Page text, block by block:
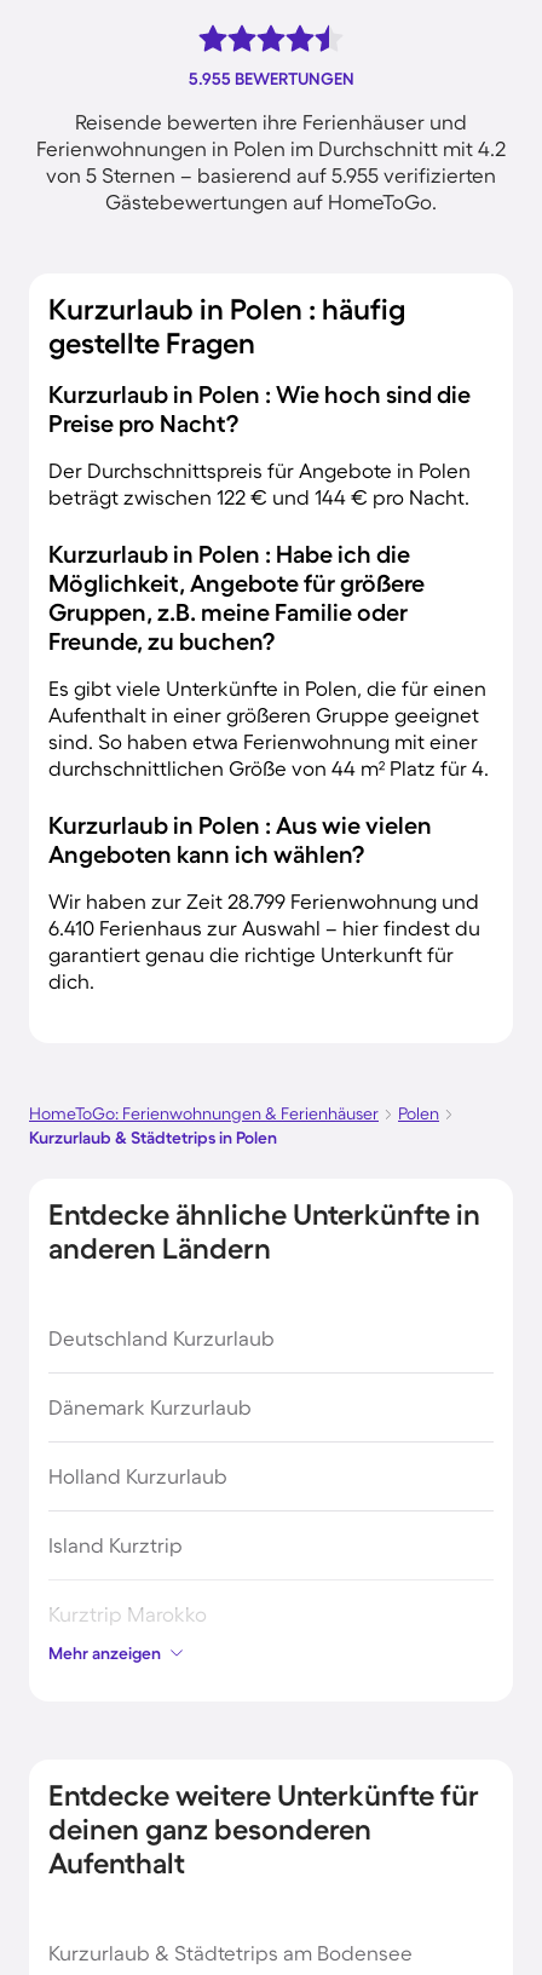
5.955 BEWERTUNGEN
Reisende bewerten ihre Ferienhäuser und
Ferienwohnungen in Polen im Durchschnitt mit 4.2
von 5 Sternen – basierend auf 5.955 verifizierten
Gästebewertungen auf HomeToGo.
Kurzurlaub in Polen : häufig
gestellte Fragen
Kurzurlaub in Polen : Wie hoch sind die
Preise pro Nacht?
Der Durchschnittspreis für Angebote in Polen
beträgt zwischen 122 € und 144 € pro Nacht.
Kurzurlaub in Polen : Habe ich die
Möglichkeit, Angebote für größere
Gruppen, z.B. meine Familie oder
Freunde, zu buchen?
Es gibt viele Unterkünfte in Polen, die für einen
Aufenthalt in einer größeren Gruppe geeignet
sind. So haben etwa Ferienwohnung mit einer
durchschnittlichen Größe von 44 m² Platz für 4.
Kurzurlaub in Polen : Aus wie vielen
Angeboten kann ich wählen?
Wir haben zur Zeit 28.799 Ferienwohnung und
6.410 Ferienhaus zur Auswahl – hier findest du
garantiert genau die richtige Unterkunft für
dich.
HomeToGo: Ferienwohnungen & Ferienhäuser
Polen
Kurzurlaub & Städtetrips in Polen
Entdecke ähnliche Unterkünfte in
anderen Ländern
Deutschland Kurzurlaub
Dänemark Kurzurlaub
Holland Kurzurlaub
Island Kurztrip
Kurztrip Marokko
Kurztrip nach Schweden
Kurzurlaub in Belgien
Mehr anzeigen
Entdecke weitere Unterkünfte für
deinen ganz besonderen
Aufenthalt
Kurzurlaub & Städtetrips am Bodensee